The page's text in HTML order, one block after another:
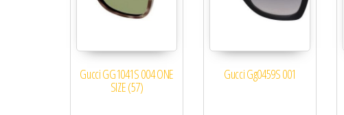
Gucci GG1041S 004 ONE
SIZE (57)
Gucci Gg0459S 001